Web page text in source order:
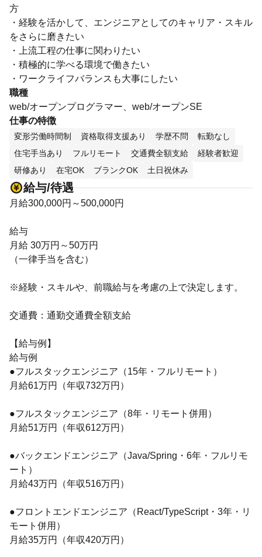
方
・経験を活かして、エンジニアとしてのキャリア・スキル
をさらに磨きたい
・上流工程の仕事に関わりたい
・積極的に学べる環境で働きたい
・ワークライフバランスも大事にしたい
職種
web/オープンプログラマー、web/オープンSE
仕事の特徴
変形労働時間制 資格取得支援あり 学歴不問
転勤なし
住宅手当あり
フルリモート 交通費全額支給
経験者歓迎
研修あり
在宅OK ブランクOK 土日祝休み
給与/待遇
月給300,000円～500,000円
給与
月給 30万円～50万円
（一律手当を含む）
※経験・スキルや、前職給与を考慮の上で決定します。
交通費：通勤交通費全額支給
【給与例】
給与例
●フルスタックエンジニア（15年・フルリモート）
月給61万円（年収732万円）
●フルスタックエンジニア（8年・リモート併用）
月給51万円（年収612万円）
●バックエンドエンジニア（Java/Spring・6年・フルリモ
ート）
月給43万円（年収516万円）
●フロントエンドエンジニア（React/TypeScript・3年・リ
モート併用）
月給35万円（年収420万円）